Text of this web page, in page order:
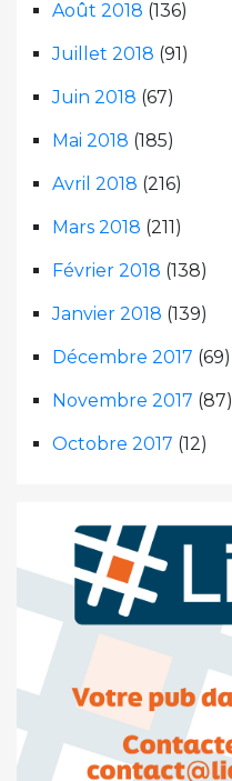
Août 2018 (136)
Juillet 2018 (91)
Juin 2018 (67)
Mai 2018 (185)
Avril 2018 (216)
Mars 2018 (211)
Février 2018 (138)
Janvier 2018 (139)
Décembre 2017 (69)
Novembre 2017 (87)
Octobre 2017 (12)